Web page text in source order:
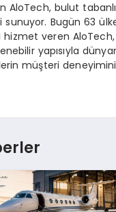
AloTech, bulut
Bugün 63
veren AloTech,
yapısıyla
müşteri deneyimini